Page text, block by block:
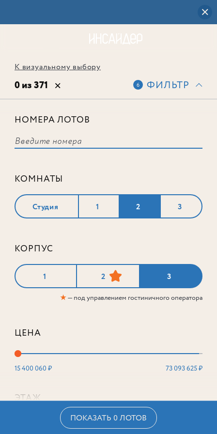
К визуальному выбору
0 из 371 6 ФИЛЬТР
НОМЕРА ЛОТОВ
КОМНАТЫ
Студия 1 2 3
КОРПУС
1 2 3
★— под управлением гостиничного оператора
ЦЕНА
15 400 060 ₽ 73 093 625 ₽
ЭТАЖ
ПОКАЗАТЬ 0 ЛОТОВ
соответствует ни одного лота